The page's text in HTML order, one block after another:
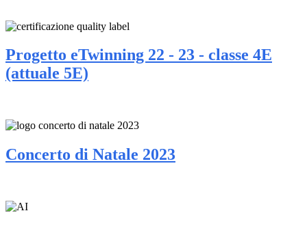
Progetto eTwinning 22 - 23 - classe 4E
(attuale 5E)
Concerto di Natale 2023